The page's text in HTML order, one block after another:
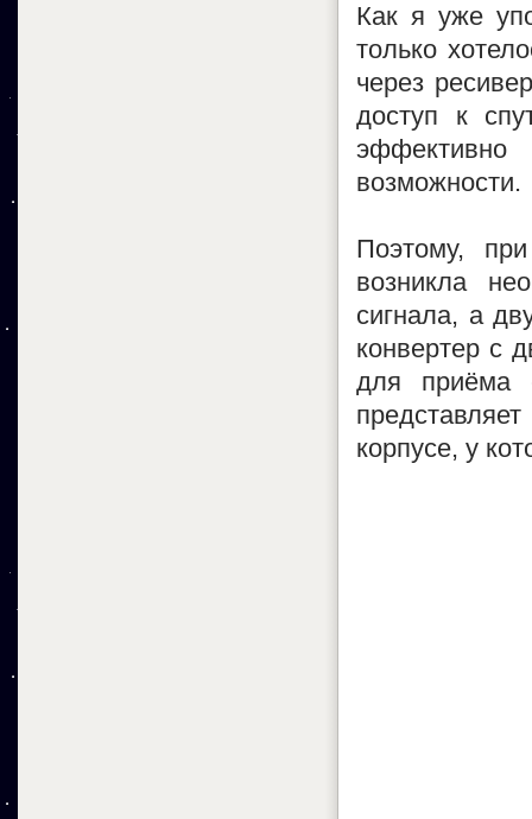
Как я уже
только
через
доступ к
возможности.
Поэтому,
возникла
сигнала, а
конвертер с
для приёма
корпусе, у